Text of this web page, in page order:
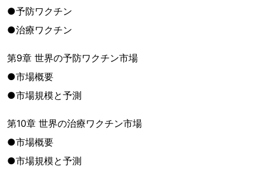
●予防ワクチン
●治療ワクチン
第9章 世界の予防ワクチン市場
●市場概要
●市場規模と予測
第10章 世界の治療ワクチン市場
●市場概要
●市場規模と予測